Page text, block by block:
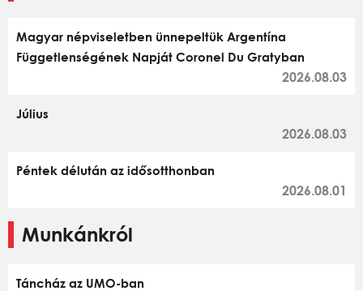
Magyar népviseletben ünnepeltük Argentína
Függetlenségének Napját Coronel Du Gratyban
2026.08.03
Július
2026.08.03
Péntek délután az idősotthonban
2026.08.01
Munkánkról
Táncház az UMO-ban